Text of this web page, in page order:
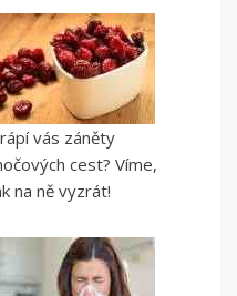
vás záněty
cest? Víme,
na ně vyzrát!